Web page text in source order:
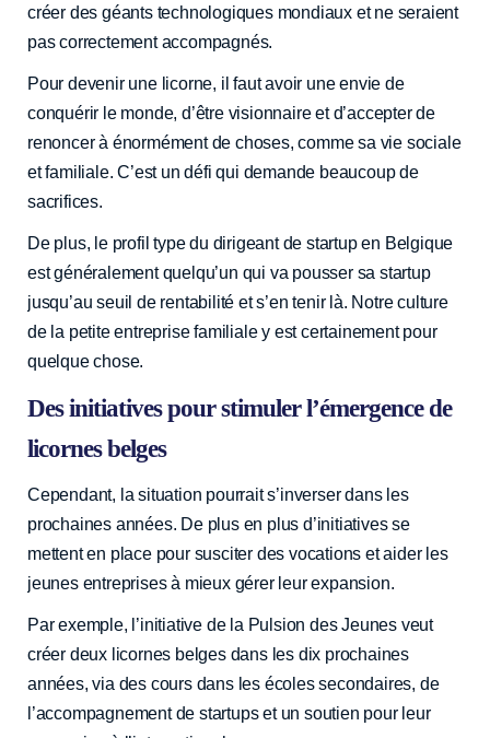
créer des géants technologiques mondiaux et ne seraient
pas correctement accompagnés.
Pour devenir une licorne, il faut avoir une envie de
conquérir le monde, d’être visionnaire et d’accepter de
renoncer à énormément de choses, comme sa vie sociale
et familiale. C’est un défi qui demande beaucoup de
sacrifices.
De plus, le profil type du dirigeant de startup en Belgique
est généralement quelqu’un qui va pousser sa startup
jusqu’au seuil de rentabilité et s’en tenir là. Notre culture
de la petite entreprise familiale y est certainement pour
quelque chose.
Des initiatives pour stimuler l’émergence de
licornes belges
Cependant, la situation pourrait s’inverser dans les
prochaines années. De plus en plus d’initiatives se
mettent en place pour susciter des vocations et aider les
jeunes entreprises à mieux gérer leur expansion.
Par exemple, l’initiative de la Pulsion des Jeunes veut
créer deux licornes belges dans les dix prochaines
années, via des cours dans les écoles secondaires, de
l’accompagnement de startups et un soutien pour leur